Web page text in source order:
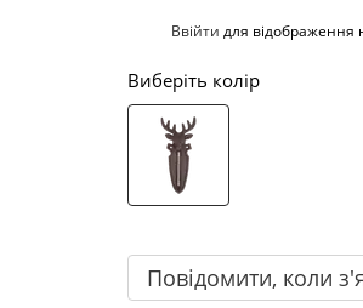
Ввійти для відображення
Виберіть колір
Повідомити, коли